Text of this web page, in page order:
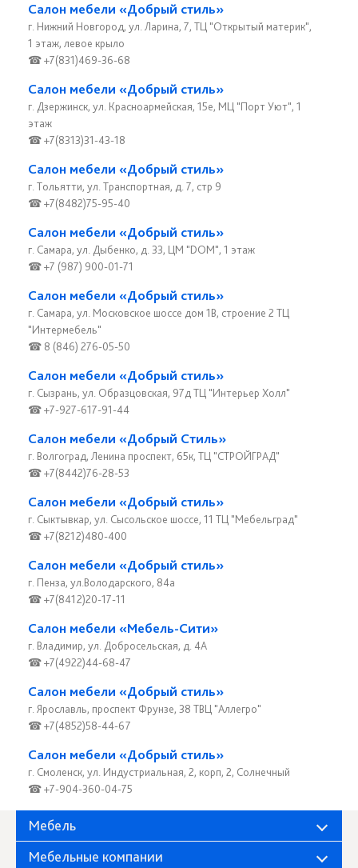
Салон мебели «Добрый стиль»
г. Нижний Новгород, ул. Ларина, 7, ТЦ "Открытый материк",
1 этаж, левое крыло
☎ +7(831)469-36-68
Салон мебели «Добрый стиль»
г. Дзержинск, ул. Красноармейская, 15е, МЦ "Порт Уют", 1
этаж
☎ +7(8313)31-43-18
Салон мебели «Добрый стиль»
г. Тольятти, ул. Транспортная, д. 7, стр 9
☎ +7(8482)75-95-40
Салон мебели «Добрый стиль»
г. Самара, ул. Дыбенко, д. 33, ЦМ "DOM", 1 этаж
☎ +7 (987) 900-01-71
Салон мебели «Добрый стиль»
г. Самара, ул. Московское шоссе дом 1В, строение 2 ТЦ
"Интермебель"
☎ 8 (846) 276-05-50
Салон мебели «Добрый стиль»
г. Сызрань, ул. Образцовская, 97д ТЦ "Интерьер Холл"
☎ +7-927-617-91-44
Салон мебели «Добрый Стиль»
г. Волгоград, Ленина проспект, 65к, ТЦ "СТРОЙГРАД"
☎ +7(8442)76-28-53
Салон мебели «Добрый стиль»
г. Сыктывкар, ул. Сысольское шоссе, 11 ТЦ "Мебельград"
☎ +7(8212)480-400
Салон мебели «Добрый стиль»
г. Пенза, ул.Володарского, 84а
☎ +7(8412)20-17-11
Салон мебели «Мебель-Сити»
г. Владимир, ул. Добросельская, д. 4А
☎ +7(4922)44-68-47
Салон мебели «Добрый стиль»
г. Ярославль, проспект Фрунзе, 38 ТВЦ "Аллегро"
☎ +7(4852)58-44-67
Салон мебели «Добрый стиль»
г. Смоленск, ул. Индустриальная, 2, корп, 2, Солнечный
☎ +7-904-360-04-75
Мебель
Мебельные компании